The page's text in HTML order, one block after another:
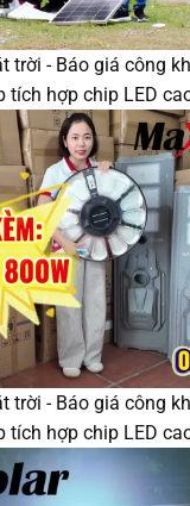
trời - Báo giá công
tích hợp chip LED
trời - Báo giá công
tích hợp chip LED